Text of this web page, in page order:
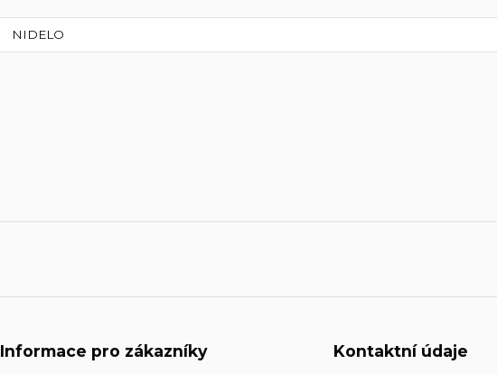
NIDELO
Informace pro zákazníky Kontaktní údaje